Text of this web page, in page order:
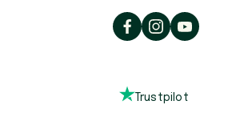
Trustpilot